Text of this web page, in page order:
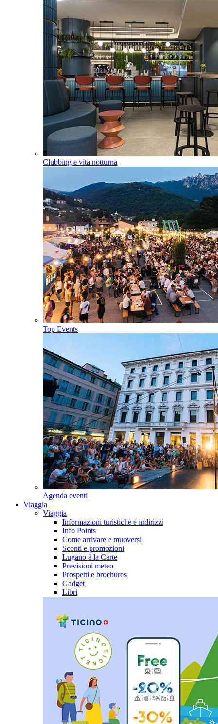
Clubbing e vita notturna
Top Events
Agenda eventi
Viaggia
Viaggia
Informazioni turistiche e indirizzi
Info Points
Come arrivare e muoversi
Sconti e promozioni
Lugano à la Carte
Previsioni meteo
Prospetti e brochures
Gadget
Libri